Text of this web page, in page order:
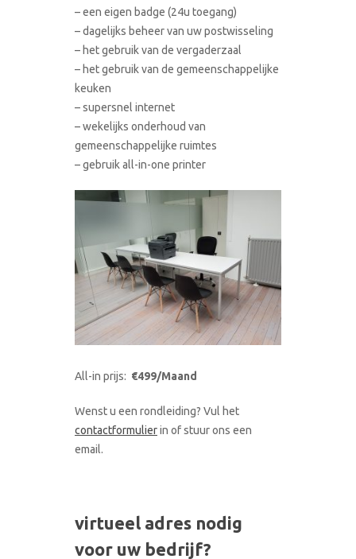
– een eigen badge (24u toegang)
– dagelijks beheer van uw postwisseling
– het gebruik van de vergaderzaal
– het gebruik van de gemeenschappelijke
keuken
– supersnel internet
– wekelijks onderhoud van
gemeenschappelijke ruimtes
– gebruik all-in-one printer
All-in prijs: €499/Maand
Wenst u een rondleiding? Vul het
contactformulierin of stuur ons een
email.
virtueel adres nodig
voor uw bedrijf?